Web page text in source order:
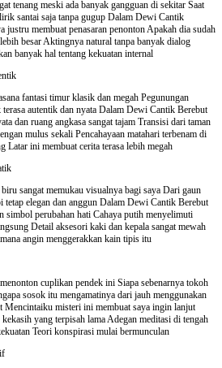
tenang meski ada banyak gangguan di sekitar Saat
santai saja tanpa gugup Dalam Dewi Cantik
justru membuat penasaran penonton Apakah dia sudah
besar Aktingnya natural tanpa banyak dialog
banyak hal tentang kekuatan internal
fantasi timur klasik dan megah Pegunungan
autentik dan nyata Dalam Dewi Cantik Berebut
dan ruang angkasa sangat tajam Transisi dari taman
mulus sekali Pencahayaan matahari terbenam di
Latar ini membuat cerita terasa lebih megah
sangat memukau visualnya bagi saya Dari gaun
tetap elegan dan anggun Dalam Dewi Cantik Berebut
perubahan hati Cahaya putih menyelimuti
Detail aksesori kaki dan kepala sangat mewah
angin menggerakkan kain tipis itu
cuplikan pendek ini Siapa sebenarnya tokoh
sosok itu mengamatinya dari jauh menggunakan
misteri ini membuat saya ingin lanjut
yang terpisah lama Adegan meditasi di tengah
Teori konspirasi mulai bermunculan